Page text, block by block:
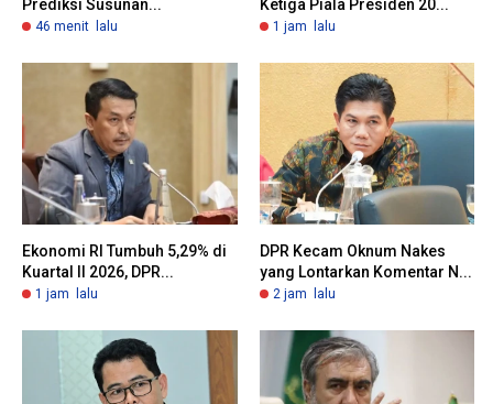
Prediksi Susunan...
46 menit lalu
Ketiga Piala Presiden 20...
1 jam lalu
Ekonomi RI Tumbuh 5,29% di
Kuartal II 2026, DPR...
1 jam lalu
DPR Kecam Oknum Nakes
yang Lontarkan Komentar N...
2 jam lalu